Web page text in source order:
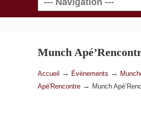
Munch
Accueil → Évènements →
Apé'Rencontre → Munch